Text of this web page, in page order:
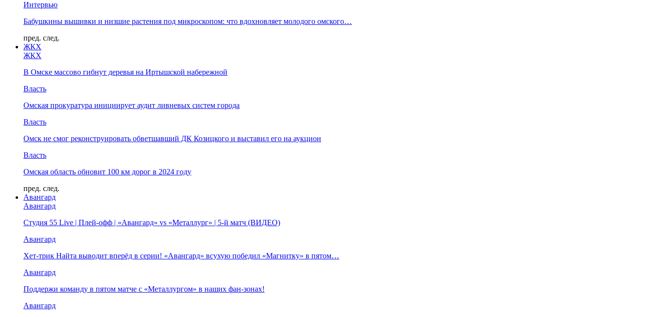
Интервью
Бабушкины вышивки и низшие растения под микроскопом: что вдохновляет молодого омского…
пред. след.
ЖКХ
ЖКХ
В Омске массово гибнут деревья на Иртышской набережной
Власть
Омская прокуратура инициирует аудит ливневых систем города
Власть
Омск не смог реконструировать обветшавший ДК Козицкого и выставил его на аукцион
Власть
Омская область обновит 100 км дорог в 2024 году
пред. след.
Авангард
Авангард
Студия 55 Live | Плей-офф | «Авангард» vs «Металлург» | 5-й матч (ВИДЕО)
Авангард
Хет-трик Найта выводит вперёд в серии! «Авангард» всухую победил «Магнитку» в пятом…
Авангард
Поддержи команду в пятом матче с «Металлургом» в наших фан-зонах!
Авангард